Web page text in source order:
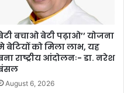
बचाओ बेटी पढ़ाओ’’ योजना
बेटियों को मिला लाभ, यह
राष्ट्रीय आंदोलनः- डा. नरेश
August 6, 2026